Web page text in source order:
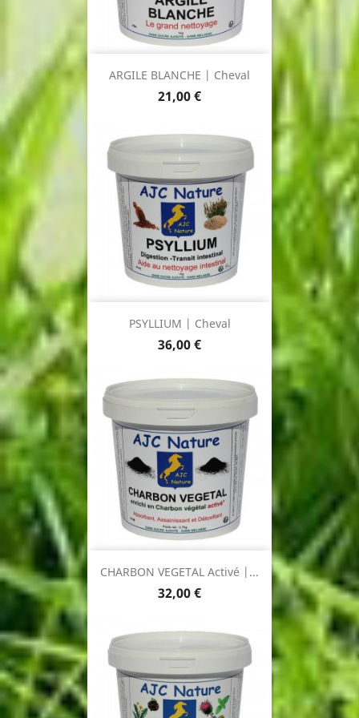
ARGILE BLANCHE | Cheval
Prix
21,00 €
PSYLLIUM | Cheval
Prix
36,00 €
CHARBON VEGETAL Activé |...
Prix
32,00 €